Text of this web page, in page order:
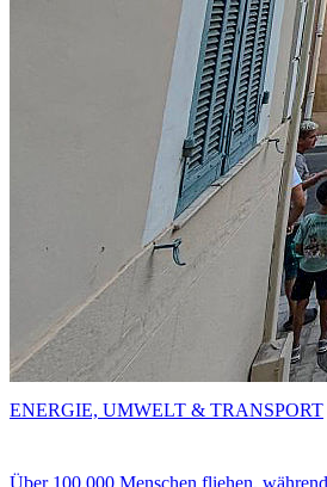
Über 100.000 Menschen fliehen,
ENERGIE, UMWELT & TRANSPORT